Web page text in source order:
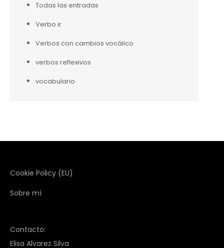
Todas las entradas
Verbo ir
Verbos con cambios vocálico
verbos reflexivos
vocabulario
Cookie Policy (EU)
Sobre mí
Contacto:
Elisa Alvarez Silva